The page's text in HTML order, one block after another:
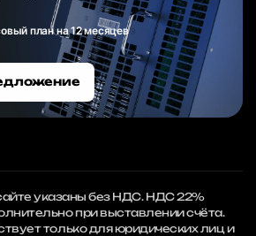
план на 12 месяцев
указаны без НДС. НДС 22%
при выставлении счёта.
только для юридических лиц и